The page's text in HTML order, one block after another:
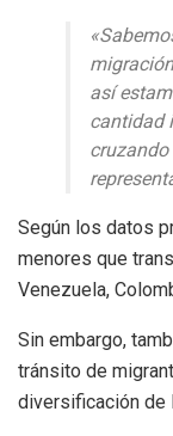
así
cantidad
Según los datos
menores que
Venezuela,
Sin embargo,
tránsito de
diversificación de